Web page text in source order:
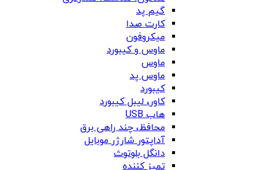
گیم پد
کارت صدا
میکروفون
ماوس و کیبورد
ماوس
ماوس پد
کیبورد
کاور، لیبل کیبورد
هاب USB
محافظ، چند راهی برق
آداپتور شارژر موبایل
دانگل بلوتوث
تمیز کننده